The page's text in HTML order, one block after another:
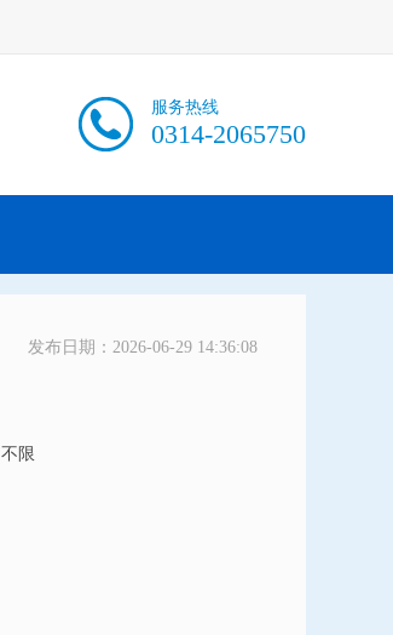
服务热线
0314-2065750
发布日期：2026-06-29 14:36:08
不限